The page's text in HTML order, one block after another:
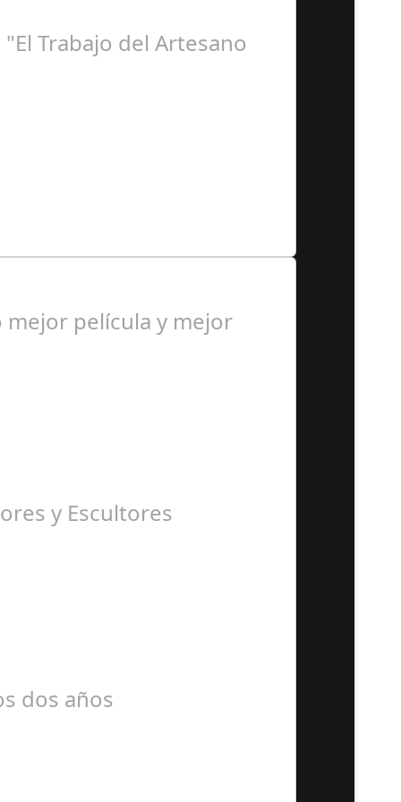
Trabajo del Artesano
mejor película y mejor
y Escultores
dos años